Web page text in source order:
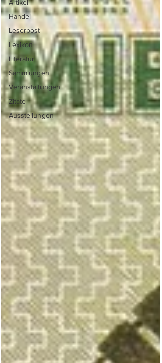
Artikel
Handel
Leserpost
Lexikon
Literatur
Sammlungen
Veranstaltungen
Zitate
Ausstellungen